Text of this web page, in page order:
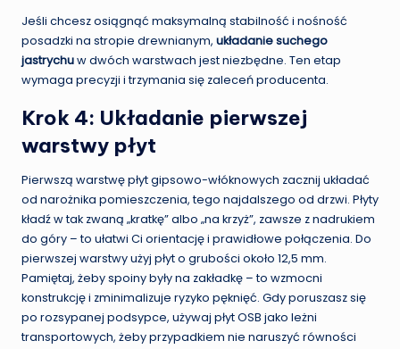
Jeśli chcesz osiągnąć maksymalną stabilność i nośność
posadzki na stropie drewnianym, układanie suchego
jastrychuw dwóch warstwach jest niezbędne. Ten etap
wymaga precyzji i trzymania się zaleceń producenta.
Krok 4: Układanie pierwszej
warstwy płyt
Pierwszą warstwę płyt gipsowo-włóknowych zacznij układać
od narożnika pomieszczenia, tego najdalszego od drzwi. Płyty
kładź w tak zwaną „kratkę” albo „na krzyż”, zawsze z nadrukiem
do góry – to ułatwi Ci orientację i prawidłowe połączenia. Do
pierwszej warstwy użyj płyt o grubości około 12,5 mm.
Pamiętaj, żeby spoiny były na zakładkę – to wzmocni
konstrukcję i zminimalizuje ryzyko pęknięć. Gdy poruszasz się
po rozsypanej podsypce, używaj płyt OSB jako leżni
transportowych, żeby przypadkiem nie naruszyć równości